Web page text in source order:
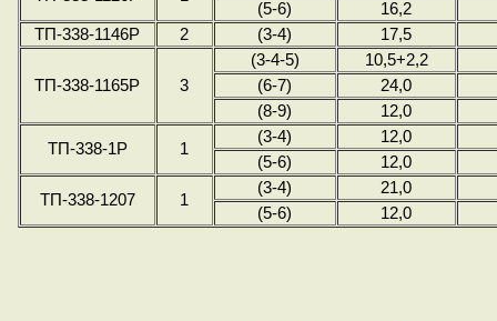
(5-6)
16,2
ТП-338-1146Р
2 (3-4) 17,5
ТП-338-1165Р 3
(3-4-5)
10,5+2,2
(6-7)
24,0
(8-9)
12,0
ТП-338-1Р 1
(3-4)
12,0
(5-6)
12,0
ТП-338-1207 1
(3-4)
21,0
(5-6)
12,0